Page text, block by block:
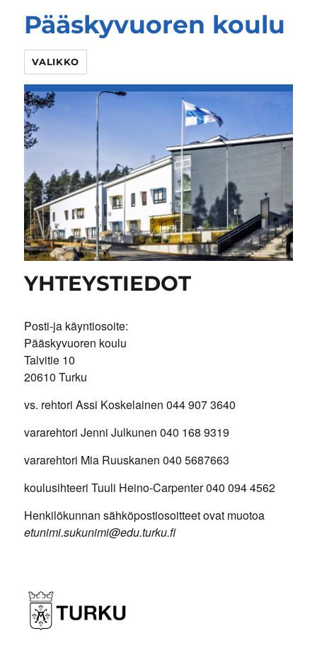
Pääskyvuoren koulu
VALIKKO
YHTEYSTIEDOT
Posti-ja käyntiosoite:
Pääskyvuoren koulu
Talvitie 10
20610 Turku
vs. rehtori Assi Koskelainen 044 907 3640
vararehtori Jenni Julkunen 040 168 9319
vararehtori Mia Ruuskanen 040 5687663
koulusihteeri Tuuli Heino-Carpenter 040 094 4562
Henkilökunnan sähköpostiosoitteet ovat muotoa
etunimi.sukunimi@edu.turku.fi